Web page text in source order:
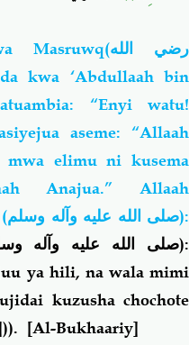
Masruwq(رضي الله
kwa ‘Abdullaah bin
“Enyi watu!
aseme: “Allaah
mwa elimu ni kusema
Anajua.” Allaah
صلى الله عليه وآله وسلم):
صلى الله عليه وآله):
ya hili, na wala mimi
kuzusha chochote
)). [Al-Bukhaariy]